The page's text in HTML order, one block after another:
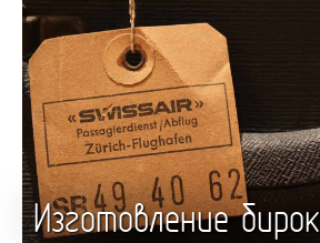
Изготовление бирок